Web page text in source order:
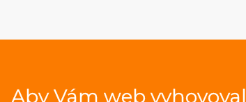
Aby Vám web vyhovoval